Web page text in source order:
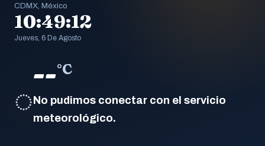
CDMX, México
10:49:13
Jueves, 6 De Agosto
◌
--°C
No pudimos conectar con el servicio
meteorológico.